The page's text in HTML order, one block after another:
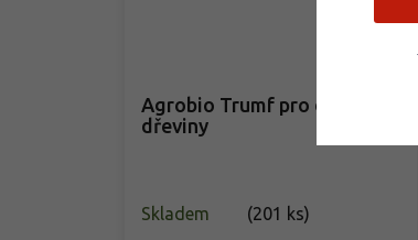
Agrobio Trumf pro ovocné
dřeviny
Skladem (201 ks)